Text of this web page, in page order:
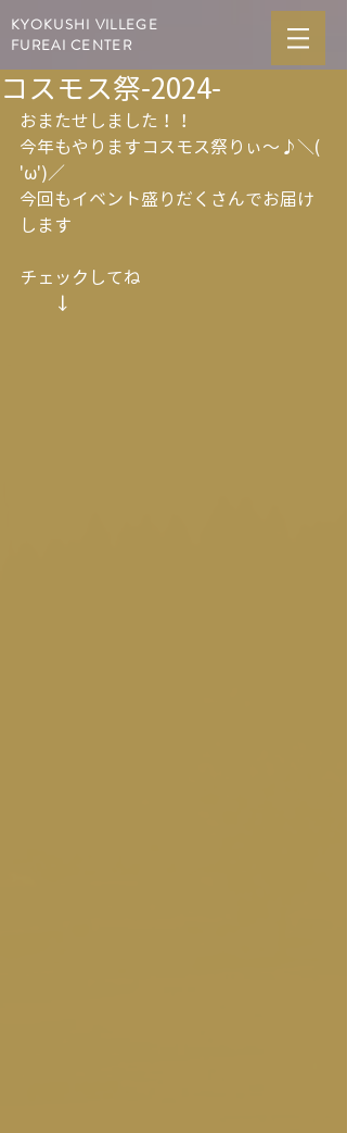
KYOKUSHI VILLEGE
FUREAI CENTER
コスモス祭-2024-
おまたせしました！！
今年もやりますコスモス祭りぃ～♪＼(
'ω')／
今回もイベント盛りだくさんでお届け
します
チェックしてね
↓